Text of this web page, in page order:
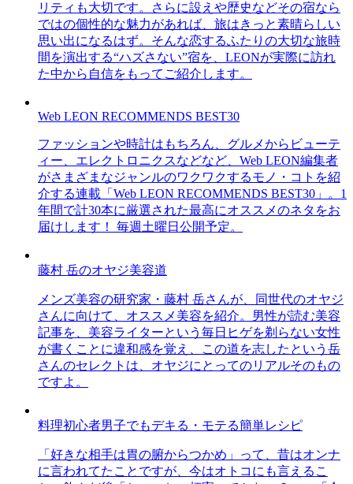
リティも大切です。さらに設えや歴史などその宿なら
ではの個性的な魅力があれば、旅はきっと素晴らしい
思い出になるはず。そんな恋するふたりの大切な旅時
間を演出する“ハズさない”宿を、LEONが実際に訪れ
た中から自信をもってご紹介します。
Web LEON RECOMMENDS BEST30
ファッションや時計はもちろん、グルメからビューテ
ィー、エレクトロニクスなどなど、Web LEON編集者
がさまざまなジャンルのワクワクするモノ・コトを紹
介する連載「Web LEON RECOMMENDS BEST30」。1
年間で計30本に厳選された最高にオススメのネタをお
届けします！ 毎週土曜日公開予定。
藤村 岳のオヤジ美容道
メンズ美容の研究家・藤村 岳さんが、同世代のオヤジ
さんに向けて、オススメ美容を紹介。男性が読む美容
記事を、美容ライターという毎日ヒゲを剃らない女性
が書くことに違和感を覚え、この道を志したという岳
さんのセレクトは、オヤジにとってのリアルそのもの
ですよ。
料理初心者男子でもデキる・モテる簡単レシピ
「好きな相手は胃の腑からつかめ」って、昔はオンナ
に言われてたことですが、今はオトコにも言えるこ